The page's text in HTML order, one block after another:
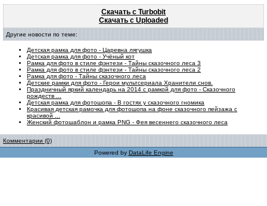
Скачать с Turbobit
Скачать с Uploaded
Другие новости по теме:
Детская рамка для фото - Царевна лягушка
Детская рамка для фото - Учёный кот
Рамка для фото в стиле фэнтези - Тайны сказочного леса 3
Рамка для фото в стиле фэнтези - Тайны сказочного леса 2
Рамка для фото - Тайны сказочного леса
Детские рамки для фото - Герои мультсериала Хранители снов.
Праздничный яркий календарь на 2014 с рамкой для фото - Сказочного
рождеств ...
Детская рамка для фотошопа - В гостях у сказочного гномика
Красивая детская рамочка для фотошопа на фоне сказочного пейзажа с
красивой ...
Женский фотошаблон и рамка PNG - Фея весеннего сказочного леса
Комментарии (0)
Powered by DataLife Engine